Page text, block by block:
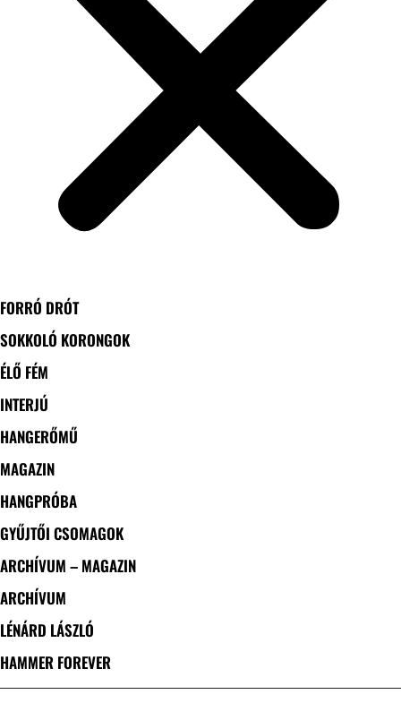
FORRÓ DRÓT
SOKKOLÓ KORONGOK
ÉLŐ FÉM
INTERJÚ
HANGERŐMŰ
MAGAZIN
HANGPRÓBA
GYŰJTŐI CSOMAGOK
ARCHÍVUM – MAGAZIN
ARCHÍVUM
LÉNÁRD LÁSZLÓ
HAMMER FOREVER